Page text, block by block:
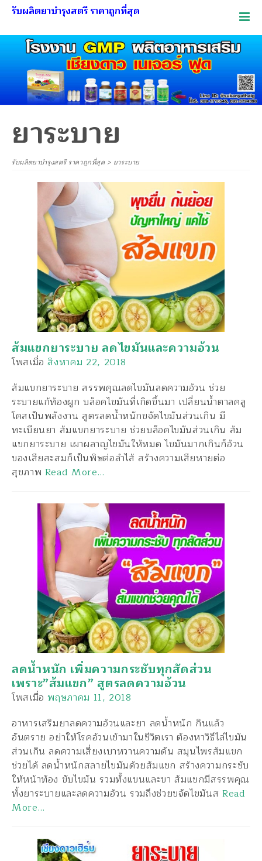
รับผลิตยาบำรุงสตรี ราคาถูกที่สุด
ยาระบาย
รับผลิตยาบำรุงสตรี ราคาถูกที่สุด > ยาระบาย
ส้มแขกยาระบาย ลดไขมันและความอ้วน
โพสเมื่อ สิงหาคม 22, 2018
ส้มแขกยาระบาย สรรพคุณลดไขมันลดความอ้วน ช่วย
ระบายแก้ท้องผูก บล็อคไขมันที่เกิดขึ้นมา เปลี่ยนน้ำตาลคลู
โคสเป็นพลังงาน สูตรลดน้ำหนักขจัดไขมันส่วนเกิน มี
ทะเบียนยา ส้มแขกยาระบาย ช่วยบล็อคไขมันส่วนเกิน ส้ม
แขกยาระบาย เผาผลาญไขมันให้หมด ไขมันมากเกินก็อ้วน
ของเสียสะสมก็เป็นพิษต่อลำไส้ สร้างความเสียหายต่อ
สุขภาพ Read More…
ลดน้ำหนัก เพิ่มความกระชับทุกสัดส่วน
เพราะ”ส้มแขก” สูตรลดความอ้วน
โพสเมื่อ พฤษภาคม 11, 2018
อาหารเสริมยาลดความอ้วนและยา ลดน้ำหนัก กินแล้ว
อันตราย อย่าให้โรคอ้วนเข้ามาในชีวิตเรา ต้องหาวิธีไล่ไขมัน
ส่วนเกิน ลดความเสี่ยงเบาหวานความดัน สมุนไพรส้มแขก
ช่วยได้ ลดน้ำหนักสลายไขมันด้วยส้มแขก สร้างความกระชับ
ให้หน้าท้อง ขับไขมัน รวมทั้งแขนและขา ส้มแขกมีสรรพคุณ
ท้้งยาระบายและลดความอ้วน รวมถึงช่วยขจัดไขมันส Read
More…